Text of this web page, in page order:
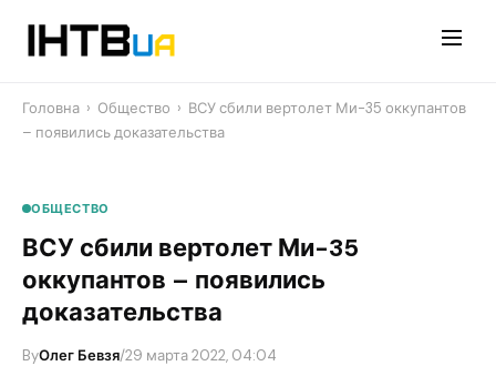
Головна › Общество › ВСУ сбили вертолет Ми-35 оккупантов
– появились доказательства
ОБЩЕСТВО
ВСУ сбили вертолет Ми-35
оккупантов – появились
доказательства
ByОлег Бевзя/29 марта 2022, 04:04